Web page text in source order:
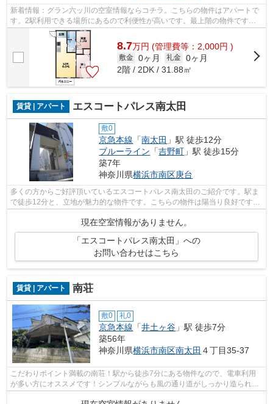
新着情報：グラン六ッ川の空室情報ならコチラ。こちらの物件はアパートで
す。2駅利用できる場所にあるので利便性が高いです。最上階の物件です。
横浜市南区エリアにある賃貸情報のこと...
8.7万円 (管理費等：2,000円 )
敷金 0ヶ月 礼金 0ヶ月
2階 / 2DK / 31.88㎡
賃貸 | アパート エスコートパレス南太田
敷0
京急本線 「南太田 」駅 徒歩12分
ブルーライン 「吉野町 」駅 徒歩15分
築7年
神奈川県横浜市南区庚台
多くの方からご好評頂いているエスコートパレス南太田のご紹介です。駅ま
で徒歩12分と、立地が魅力的な物件です。こちらの物件は陽当り良好です。
現在空室情報がありません。
「エスコートパレス南太田」への
お問い合わせはこちら
賃貸 | アパート 南荘
敷0 礼0
京急本線 「井土ヶ谷 」駅 徒歩7分
築56年
神奈川県横浜市南区南太田 ４丁目35-37
こだわりポイント満載の南荘！駅から徒歩7分にある物件なので、電車利用
が多い方にオススメです！シンプルながらも風の通り道がしっかり造られて